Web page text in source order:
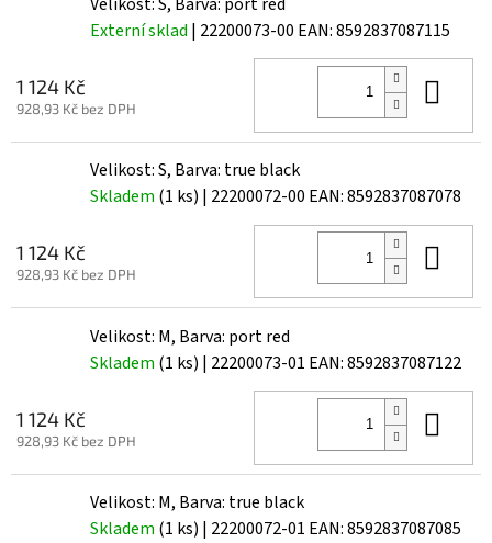
Externí sklad | 22200073-00 EAN:8592837087115
1 124 Kč
928,93 Kč bez DPH
Velikost: S, Barva: true black
Skladem (1 ks) | 22200072-00 EAN:8592837087078
1 124 Kč
928,93 Kč bez DPH
Velikost: M, Barva: port red
Skladem (1 ks) | 22200073-01 EAN:8592837087122
1 124 Kč
928,93 Kč bez DPH
Velikost: M, Barva: true black
Skladem (1 ks) | 22200072-01 EAN:8592837087085